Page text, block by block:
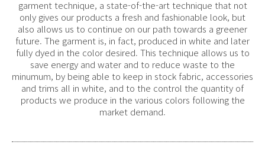
garment technique, a state-of-the-art technique that not
only gives our products a fresh and fashionable look, but
also allows us to continue on our path towards a greener
future. The garment is, in fact, produced in white and later
fully dyed in the color desired. This technique allows us to
save energy and water and to reduce waste to the
minumum, by being able to keep in stock fabric, accessories
and trims all in white, and to the control the quantity of
products we produce in the various colors following the
market demand.